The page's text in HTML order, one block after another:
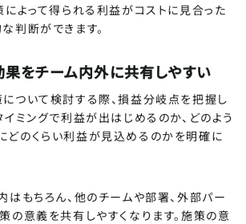
によって得られる利益がコストに見合った
判断ができます。
をチーム内外に共有しやすい
ついて検討する際、損益分岐点を把握し
イミングで利益が出はじめるのか、どのよう
どのくらい利益が見込めるのかを明確に
はもちろん、他のチームや部署、外部パー
の意義を共有しやすくなります。施策の意